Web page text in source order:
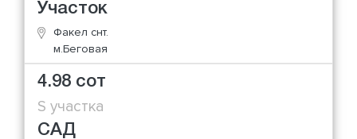
Участок
Факел снт.
м.Беговая
4.98 сот
S участка
САД